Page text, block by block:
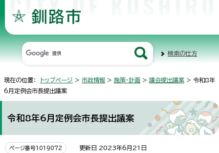
検索の仕方
現在の位置： トップページ > 市政情報 > 施策・計画 > 議会提出議案 > 令和8年
6月定例会市長提出議案
令和8年6月定例会市長提出議案
ページ番号1019072 更新日 2023年6月21日